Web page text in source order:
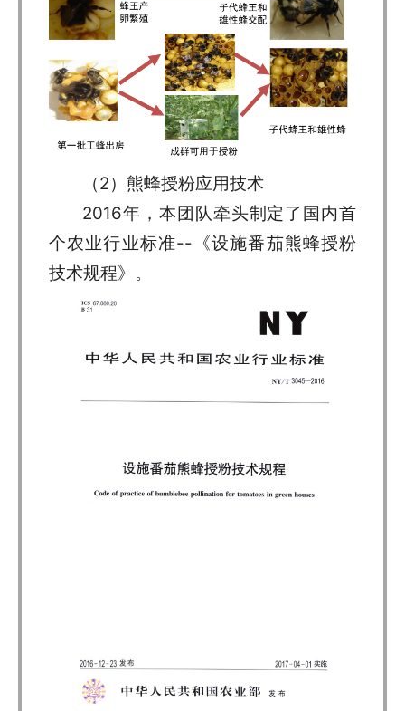
（2）熊蜂授粉应用技术
2016年，本团队牵头制定了国内首
个农业行业标准--《设施番茄熊蜂授粉
技术规程》。